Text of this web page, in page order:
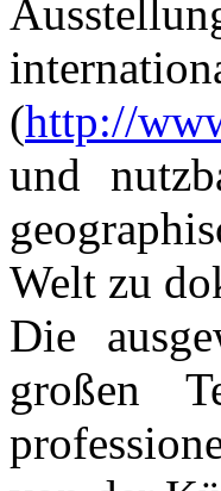
(http://
und
Welt zu
Die
großen